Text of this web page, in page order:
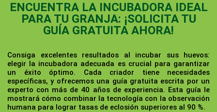
ENCUENTRA LA INCUBADORA IDEAL
PARA TU GRANJA: ¡SOLICITA TU
GUÍA GRATUITA AHORA!
Consiga excelentes resultados al incubar sus huevos:
elegir la incubadora adecuada es crucial para garantizar
un éxito óptimo. Cada criador tiene necesidades
específicas, y ofrecemos una guía gratuita escrita por un
experto con más de 40 años de experiencia. Esta guía le
mostrará cómo combinar la tecnología con la observación
humana para lograr tasas de eclosión superiores al 90 %.